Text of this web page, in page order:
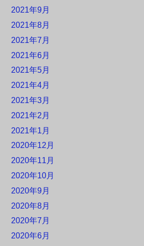
2021年9月
2021年8月
2021年7月
2021年6月
2021年5月
2021年4月
2021年3月
2021年2月
2021年1月
2020年12月
2020年11月
2020年10月
2020年9月
2020年8月
2020年7月
2020年6月